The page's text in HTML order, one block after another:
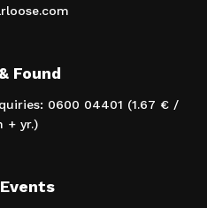
Found
0600 04401 (1.67 € /
+ yr.)